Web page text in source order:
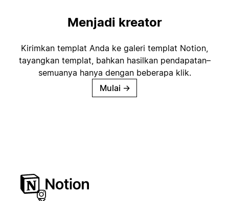
Menjadi kreator
Kirimkan templat Anda ke galeri templat Notion,
tayangkan templat, bahkan hasilkan pendapatan–
semuanya hanya dengan beberapa klik.
Mulai →